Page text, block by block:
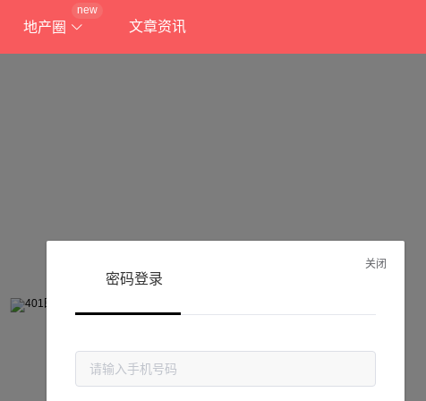
地产圈
new
文章资讯
抱歉!
关闭
密码登录